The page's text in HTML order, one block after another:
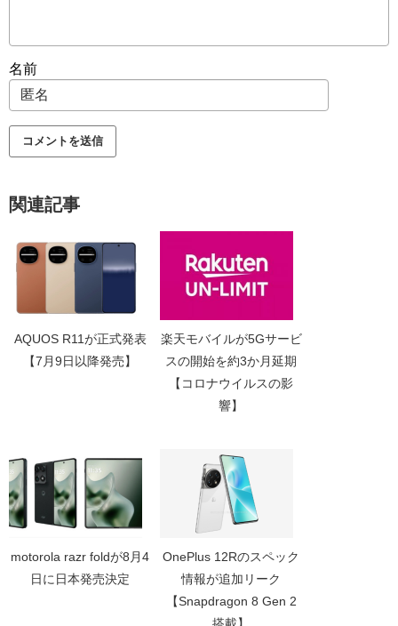
名前
関連記事
AQUOS R11が正式発表
【7月9日以降発売】
楽天モバイルが5Gサービ
スの開始を約3か月延期
【コロナウイルスの影
響】
motorola razr foldが8月4
日に日本発売決定
OnePlus 12Rのスペック
情報が追加リーク
【Snapdragon 8 Gen 2